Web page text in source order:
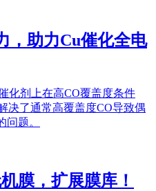
，助力Cu催化全电
化剂上在高CO覆盖度条件
决了通常高覆盖度CO导致偶
题。
膜，扩展膜库！